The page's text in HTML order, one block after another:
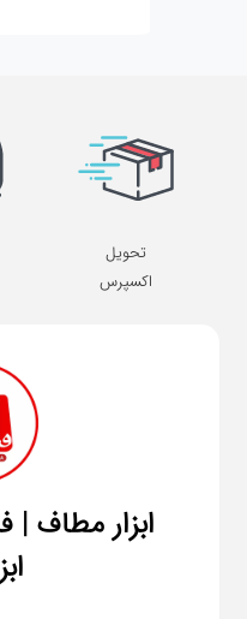
تحویل
اکسپرس
ابزار مطاف